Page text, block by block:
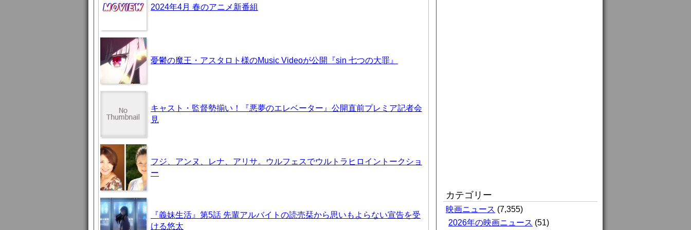
2024年4月 春のアニメ新番組
憂鬱の魔王・アスタロト様のMusic Videoが公開『sin 七つの大罪』
キャスト・監督勢揃い！『悪夢のエレベーター』公開直前プレミア記者会
見
フジ、アンヌ、レナ、アリサ。ウルフェスでウルトラヒロイントークショ
ー
『義妹生活』第5話 先輩アルバイトの読売栞から思いもよらない宣告を受
ける悠太
カテゴリー
映画ニュース (7,355)
2026年の映画ニュース (51)